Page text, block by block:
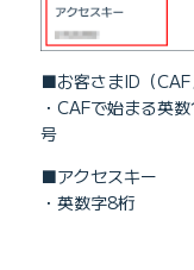
■お客さまID（CAF
・CAFで始まる英
号
■アクセスキー
・英数字8桁